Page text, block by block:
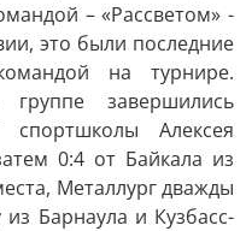
– «Рассветом» -
это были последние
на турнире.
завершились
Алексея
0:4 от Байкала из
Металлург дважды
Барнаула и Кузбасс-